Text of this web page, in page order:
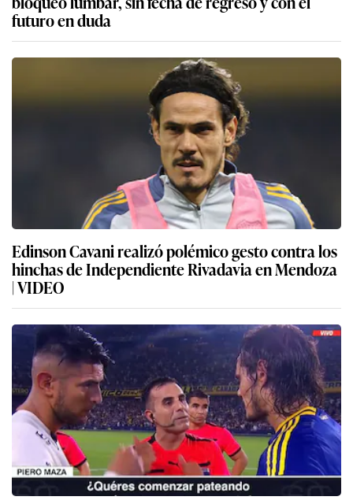
futuro en duda
Edinson Cavani realizó polémico gesto contra los
hinchas de Independiente Rivadavia en Mendoza
| VIDEO